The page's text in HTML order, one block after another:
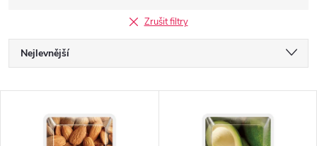
Zrušit filtry
Ř
a
Nejlevnější
Abecedně